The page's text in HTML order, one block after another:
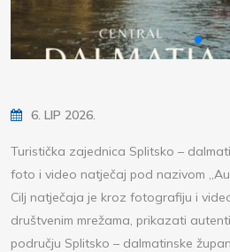
6. LIP 2026.
Turistička zajednica Splitsko –
foto i video natječaj pod nazivom
Cilj natječaja je kroz fotografiju i
društvenim mrežama, prikazati
području Splitsko – dalmatinske